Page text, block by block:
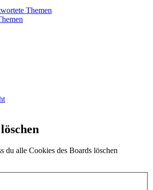
Themen
du alle Cookies des Boards löschen